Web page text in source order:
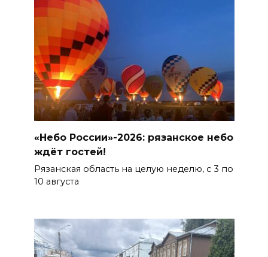
«Небо России»-2026: рязанское небо
ждёт гостей!
Рязанская область на целую неделю, с 3 по
10 августа